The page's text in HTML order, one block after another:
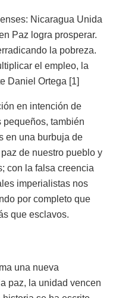
Nicaragua Unida
Paz logra prosperar.
la pobreza.
el empleo, la
Daniel Ortega [1]
en intención de
pequeños, también
en una burbuja de
de nuestro pueblo y
con la falsa creencia
imperialistas nos
por completo que
que esclavos.
una nueva
paz, la unidad vencen